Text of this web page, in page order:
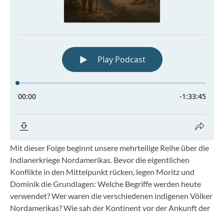
Mit dieser Folge beginnt unsere mehrteilige Reihe über die
Indianerkriege Nordamerikas. Bevor die eigentlichen
Konflikte in den Mittelpunkt rücken, legen Moritz und
Dominik die Grundlagen: Welche Begriffe werden heute
verwendet? Wer waren die verschiedenen indigenen Völker
Nordamerikas? Wie sah der Kontinent vor der Ankunft der